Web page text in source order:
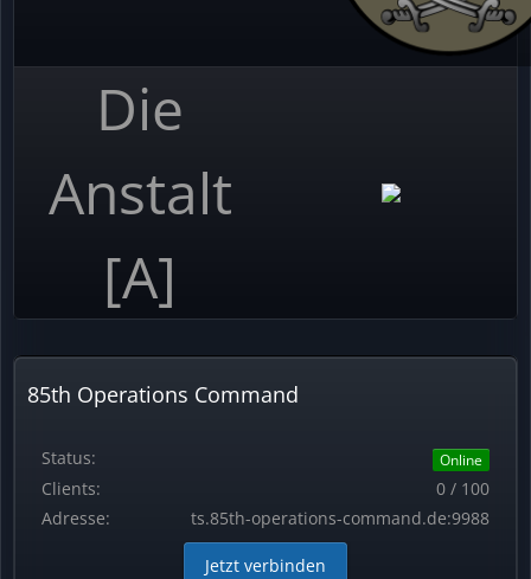
Die
Anstalt
[A]
85th Operations Command
Status: Online
Clients:
0 / 100
Adresse:
ts.85th-operations-command.de:9988
Jetzt verbinden